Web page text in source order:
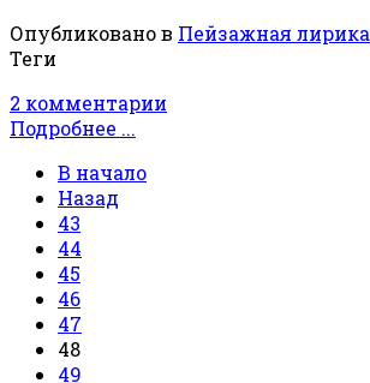
Опубликовано в Пейзажная лирика
Теги
2 комментарии
Подробнее ...
В начало
Назад
43
44
45
46
47
48
49